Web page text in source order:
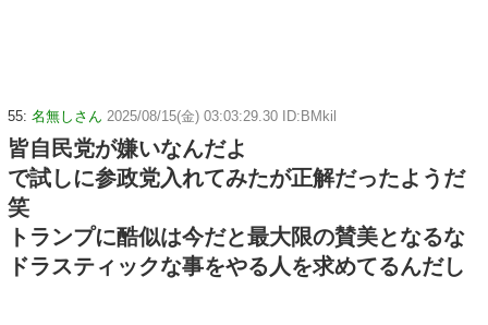
55: 名無しさん 2025/08/15(金) 03:03:29.30 ID:BMkil
皆自民党が嫌いなんだよ
で試しに参政党入れてみたが正解だったようだ
笑
トランプに酷似は今だと最大限の賛美となるな
ドラスティックな事をやる人を求めてるんだし